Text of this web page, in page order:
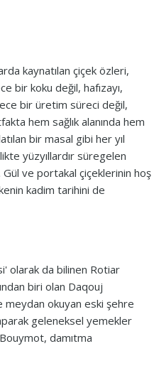
kaynatılan çiçek özleri,
bir koku değil, hafızayı,
bir üretim süreci değil,
hem sağlık alanında hem
bir masal gibi her yıl
yüzyıllardır süregelen
Gül ve portakal çiçeklerinin hoş
kadim tarihini de
olarak da bilinen Rotiar
biri olan Daqouj
meydan okuyan eski şehre
geleneksel yemekler
damıtma